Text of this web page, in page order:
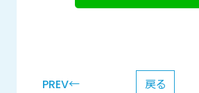
PREV← 戻る